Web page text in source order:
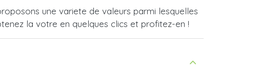
une variete de valeurs parmi lesquelles
la votre en quelques clics et profitez-en !